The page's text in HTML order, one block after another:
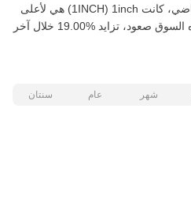
آخر 24 ساعة. وخلال الأسبوع الماضي، كانت 1inch‏ (1INCH) هي لأعلى‏
‏‎4.00‎%‎‏. وتتحرك 1INCH في اتجاه السوق صعود‏، تزايد‏ ‏‎19.00‎%‎‏ خلال آخر
شهر عام سنتان